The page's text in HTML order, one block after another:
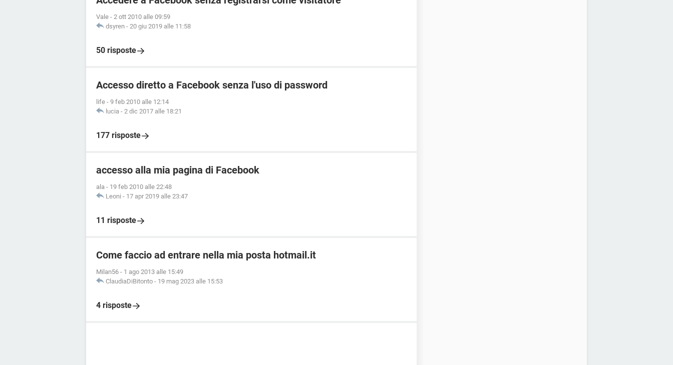
Vale - 2 ott 2010 alle 09:59
dsyren - 20 giu 2019 alle 11:58
50 risposte
Accesso diretto a Facebook senza l'uso di password
life - 9 feb 2010 alle 12:14
lucia - 2 dic 2017 alle 18:21
177 risposte
accesso alla mia pagina di Facebook
ala - 19 feb 2010 alle 22:48
Leoni - 17 apr 2019 alle 23:47
11 risposte
Come faccio ad entrare nella mia posta hotmail.it
Milan56 - 1 ago 2013 alle 15:49
ClaudiaDiBitonto - 19 mag 2023 alle 15:53
4 risposte